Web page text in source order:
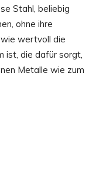
Stahl, beliebig
ohne ihre
wertvoll die
ist, die dafür sorgt,
Metalle wie zum